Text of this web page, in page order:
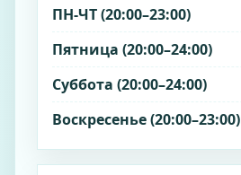
ПН‑ЧТ (20:00–23:00)
Пятница (20:00–24:00)
Суббота (20:00–24:00)
Воскресенье (20:00–23:00)